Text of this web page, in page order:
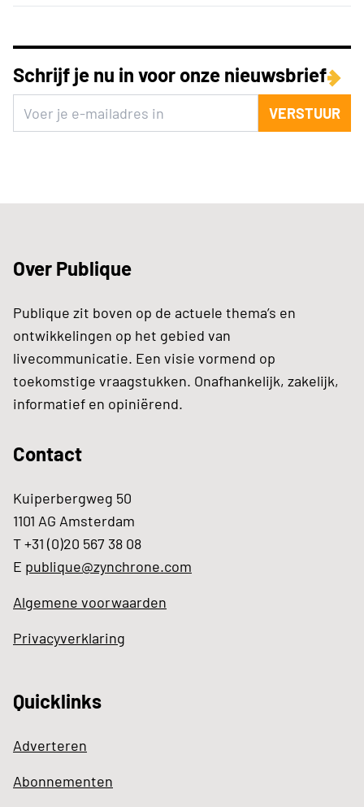
Schrijf je nu in voor onze nieuwsbrief
VERSTUUR
Over Publique
Publique zit boven op de actuele thema’s en
ontwikkelingen op het gebied van
livecommunicatie. Een visie vormend op
toekomstige vraagstukken. Onafhankelijk, zakelijk,
informatief en opiniërend.
Contact
Kuiperbergweg 50
1101 AG Amsterdam
T +31 (0)20 567 38 08
E publique@zynchrone.com
Algemene voorwaarden
Privacyverklaring
Quicklinks
Adverteren
Abonnementen